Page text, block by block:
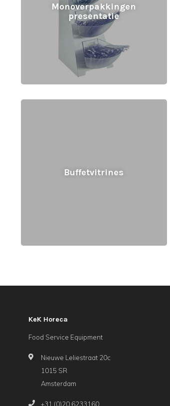
Monoverpakkingen
presentatie
Buffetvitrines
KeK Horeca
Food Service Equipment
Nieuwe Leliestraat 20c
1015 SR
Amsterdam
+31 (0)20 6233160